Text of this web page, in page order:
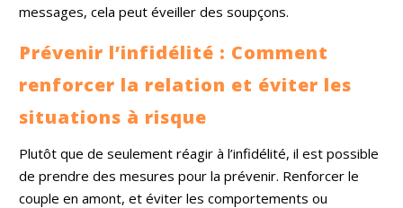
messages, cela peut éveiller des soupçons.
Prévenir l’infidélité : Comment
renforcer la relation et éviter les
situations à risque
Plutôt que de seulement réagir à l’infidélité, il est possible
de prendre des mesures pour la prévenir. Renforcer le
couple en amont, et éviter les comportements ou